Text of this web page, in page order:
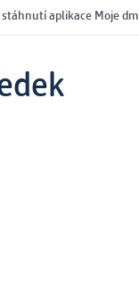
stáhnutí aplikace Moje dm